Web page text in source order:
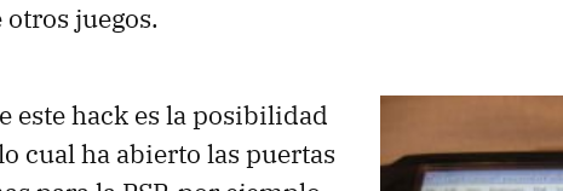
juegos.
este hack es la posibilidad
cual ha abierto las puertas